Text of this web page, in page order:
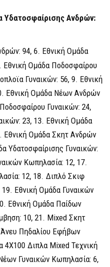
Υδατοσφαίρισης Ανδρών:
94, 6. Εθνική Ομάδα
Ομάδα Ποδοσφαίρου
Γυναικών: 56, 9. Εθνική
Εθνική Ομάδα Νέων Ανδρών
Γυναικών: 24,
23, 13. Εθνική Ομάδα
Εθνική Ομάδα Σκητ Ανδρών
Υδατοσφαίρισης Γυναικών:
Κωπηλασία: 12, 17.
12, 18. Διπλό Σκιφ
Εθνική Ομάδα Γυναικών
Εθνική Ομάδα Παίδων
10, 21. Mixed Σκητ
Πηδαλίου Εφήβων
4Χ100 Διπλα Mixed Τεχνική
Γυναικών Κωπηλασία: 6,